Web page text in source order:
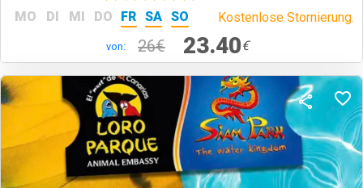
MO DI MI DO FR SA SO Kostenlose Stornierung.
von: 26€ 23.40€